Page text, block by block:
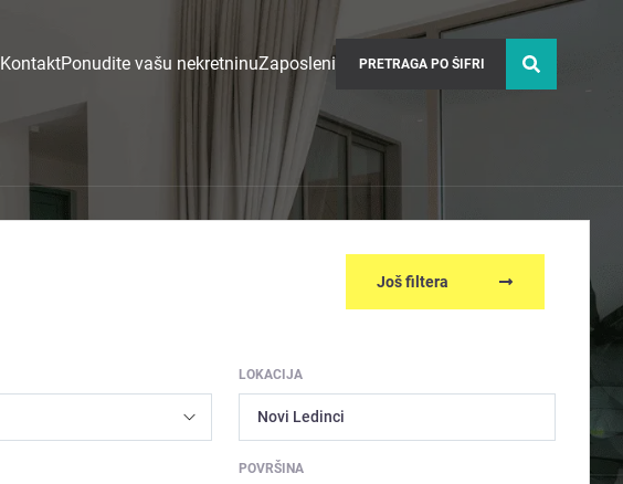
KontaktPonudite vašu nekretninuZaposleni
Još filtera
LOKACIJA
Novi Ledinci
POVRŠINA